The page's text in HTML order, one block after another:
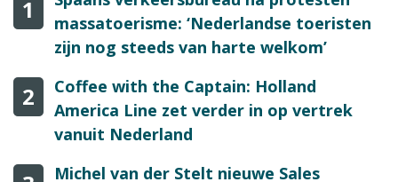
1
massatoerisme: ‘Nederlandse toeristen
zijn nog steeds van harte welkom’
2
Coffee with the Captain: Holland
America Line zet verder in op vertrek
vanuit Nederland
Michel van der Stelt nieuwe Sales